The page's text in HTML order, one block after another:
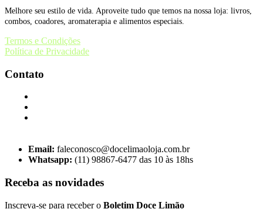
Melhore seu estilo de vida. Aproveite tudo que temos na nossa loja: livros,
combos, coadores, aromaterapia e alimentos especiais.
Termos e Condições
Política de Privacidade
Contato
Email: faleconosco@docelimaoloja.com.br
Whatsapp: (11) 98867-6477 das 10 às 18hs
Receba as novidades
Inscreva-se para receber o Boletim Doce Limão